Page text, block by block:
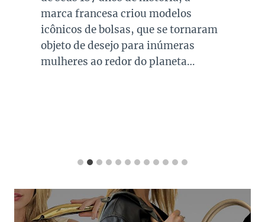
marca francesa criou modelos
icônicos de bolsas, que se tornaram
objeto de desejo para inúmeras
mulheres ao redor do planeta…